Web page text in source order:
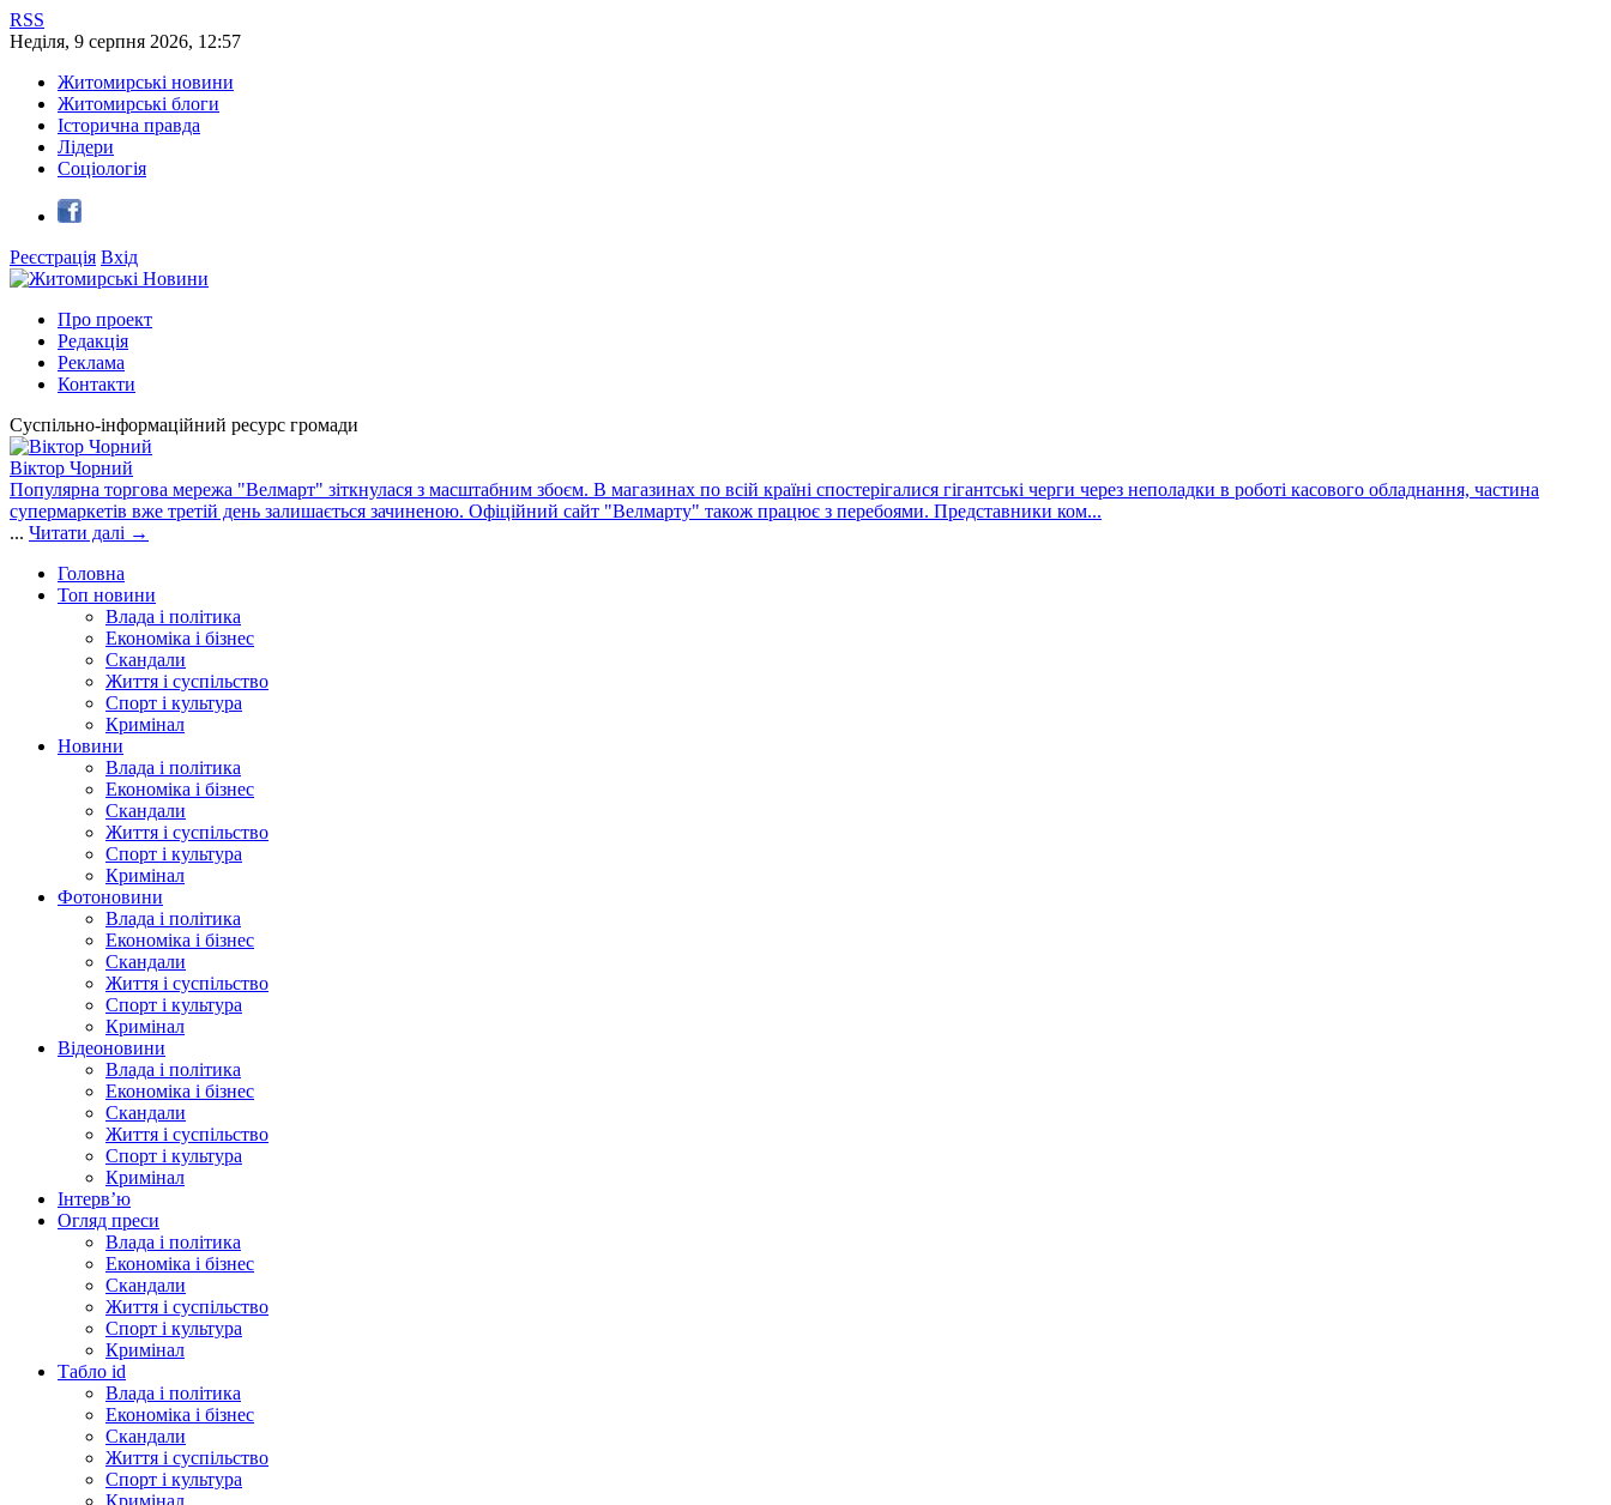
RSS
Неділя, 9 серпня 2026, 12:57
Житомирські новини
Житомирські блоги
Історична правда
Лідери
Соціологія
Реєстрація Вхід
Про проект
Редакція
Реклама
Контакти
Суспільно-інформаційний ресурс громади
Віктор Чорний
Популярна торгова мережа "Велмарт" зіткнулася з масштабним збоєм. В магазинах по всій країні спостерігалися гігантські черги через неполадки в роботі касового обладнання, частина
супермаркетів вже третій день залишається зачиненою. Офіційний сайт "Велмарту" також працює з перебоями. Представники ком...
... Читати далі →
Головна
Топ новини
Влада і політика
Економіка і бізнес
Скандали
Життя і суспільство
Спорт і культура
Кримінал
Новини
Влада і політика
Економіка і бізнес
Скандали
Життя і суспільство
Спорт і культура
Кримінал
Фотоновини
Влада і політика
Економіка і бізнес
Скандали
Життя і суспільство
Спорт і культура
Кримінал
Відеоновини
Влада і політика
Економіка і бізнес
Скандали
Життя і суспільство
Спорт і культура
Кримінал
Інтерв’ю
Огляд преси
Влада і політика
Економіка і бізнес
Скандали
Життя і суспільство
Спорт і культура
Кримінал
Табло id
Влада і політика
Економіка і бізнес
Скандали
Життя і суспільство
Спорт і культура
Кримінал